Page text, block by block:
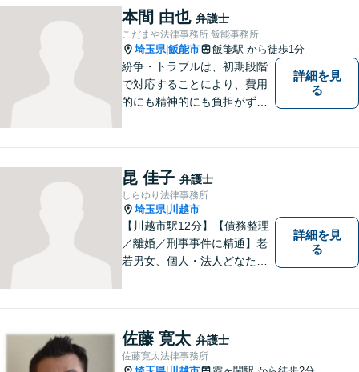
本間 由也 弁護士
こだまや法律事務所 飯能事務所
埼玉県|飯能市 飯能駅 から徒歩1分
紛争・トラブルは、初期段階
で対応することにより、費用
的にも精神的にも負担がずっ
ひ一度ご相談ください。
詳細を見
る
昆 佳子 弁護士
しらゆり法律事務所
埼玉県| 川越市
【川越市駅12分】【債務整理
／離婚／刑事事件に精通】老
若男女、個人・法人どなたか
顔や笑顔、感謝のお言葉が私
の喜びです。お困りの際はお
早めにご相談ください！【完
全個室対応】
詳細を見
る
佐藤 寛太 弁護士
佐藤寛太法律事務所